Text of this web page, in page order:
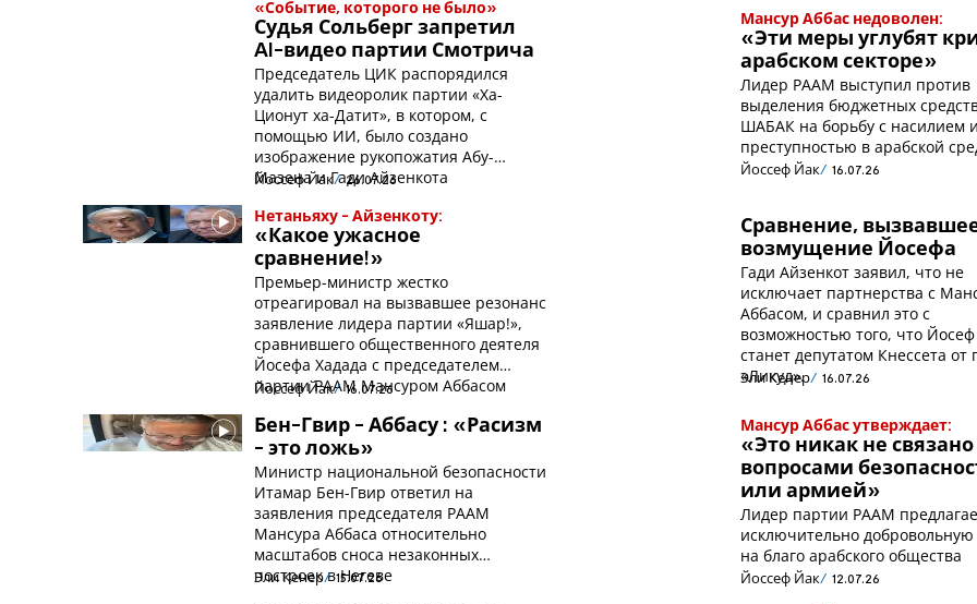
«Событие, которого не было»
Судья Сольберг запретил
AI-видео партии Смотрича
Председатель ЦИК распорядился
удалить видеоролик партии «Ха-
Ционут ха-Датит», в котором, с
помощью ИИ, было создано
изображение рукопожатия Абу-
Мазена и Гади Айзенкота
Йоссеф Йак 26.07.26
Мансур Аббас недоволен:
«Эти меры углубят
арабском секторе»
Лидер РААМ выступил против
выделения бюджетных
ШАБАК на борьбу с насилием и
преступностью в арабской
Йоссеф Йак 16.07.26
Нетаньяху - Айзенкоту:
«Какое ужасное
сравнение!»
Премьер-министр жестко
отреагировал на вызвавшее резонанс
заявление лидера партии «Яшар!»,
сравнившего общественного деятеля
Йосефа Хадада с председателем
партии РААМ Мансуром Аббасом
Йоссеф Йак 16.07.26
Сравнение,
возмущение Йосефа
Гади Айзенкот заявил, что не
исключает партнерства с
Аббасом, и сравнил это с
возможностью того, что
станет депутатом Кнессета от
«Ликуд».
Эли Кенер 16.07.26
Бен-Гвир - Аббасу : «Расизм
- это ложь»
Министр национальной безопасности
Итамар Бен-Гвир ответил на
заявления председателя РААМ
Мансура Аббаса относительно
масштабов сноса незаконных
построек в Негеве
Эли Кенер 15.07.26
Мансур Аббас утверждает:
«Это никак не связано
вопросами
или армией»
Лидер партии РААМ
исключительно добровольную
на благо арабского общества
Йоссеф Йак 12.07.26